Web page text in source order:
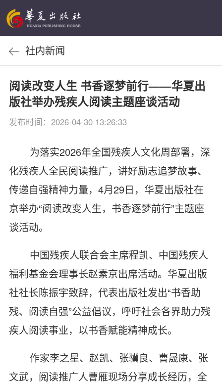
社内新闻
阅读改变人生 书香逐梦前行——华夏出
版社举办残疾人阅读主题座谈活动
发布时间：2026-04-30 13:26:33
为落实2026年全国残疾人文化周部署，深
化残疾人全民阅读推广，讲好励志追梦故事、
传递自强精神力量，4月29日，华夏出版社在
京举办“阅读改变人生，书香逐梦前行”主题座
谈活动。
中国残疾人联合会主席程凯、中国残疾人
福利基金会理事长赵素京出席活动。华夏出版
社社长陈振宇致辞，代表出版社发出“书香助
残、阅读自强”公益倡议，呼吁社会各界助力残
疾人阅读事业，以书香赋能精神成长。
作家李之星、赵凯、张骥良、曹晟康、张
文武，阅读推广人曹雁现场分享成长经历，全